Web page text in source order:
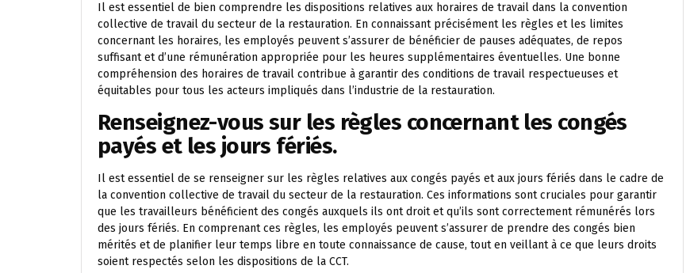
Il est essentiel de bien comprendre les dispositions relatives aux horaires de travail dans la convention
collective de travail du secteur de la restauration. En connaissant précisément les règles et les limites
concernant les horaires, les employés peuvent s’assurer de bénéficier de pauses adéquates, de repos
suffisant et d’une rémunération appropriée pour les heures supplémentaires éventuelles. Une bonne
compréhension des horaires de travail contribue à garantir des conditions de travail respectueuses et
équitables pour tous les acteurs impliqués dans l’industrie de la restauration.
Renseignez-vous sur les règles concernant les congés
payés et les jours fériés.
Il est essentiel de se renseigner sur les règles relatives aux congés payés et aux jours fériés dans le cadre de
la convention collective de travail du secteur de la restauration. Ces informations sont cruciales pour garantir
que les travailleurs bénéficient des congés auxquels ils ont droit et qu’ils sont correctement rémunérés lors
des jours fériés. En comprenant ces règles, les employés peuvent s’assurer de prendre des congés bien
mérités et de planifier leur temps libre en toute connaissance de cause, tout en veillant à ce que leurs droits
soient respectés selon les dispositions de la CCT.